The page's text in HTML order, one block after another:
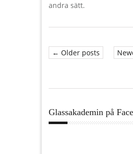
andra sätt.
← Older posts
Glassakademin på